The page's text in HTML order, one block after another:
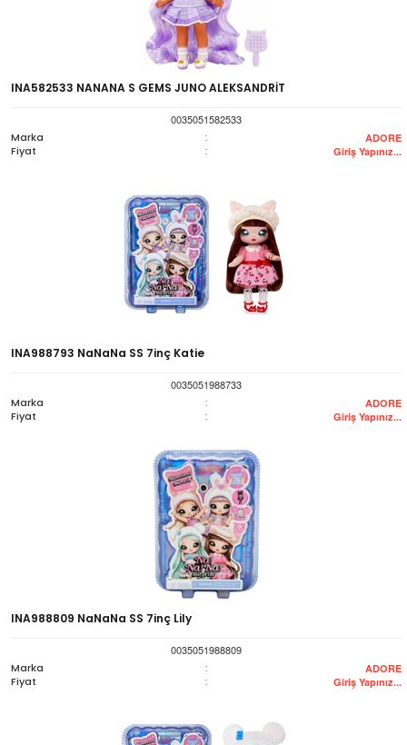
INA582533 NANANA S GEMS JUNO ALEKSANDRİT
0035051582533
Marka
: ADORE
Fiyat : Giriş Yapınız...
INA988793 NaNaNa SS 7inç Katie
0035051988733
Marka
: ADORE
Fiyat : Giriş Yapınız...
INA988809 NaNaNa SS 7inç Lily
0035051988809
Marka
: ADORE
Fiyat : Giriş Yapınız...